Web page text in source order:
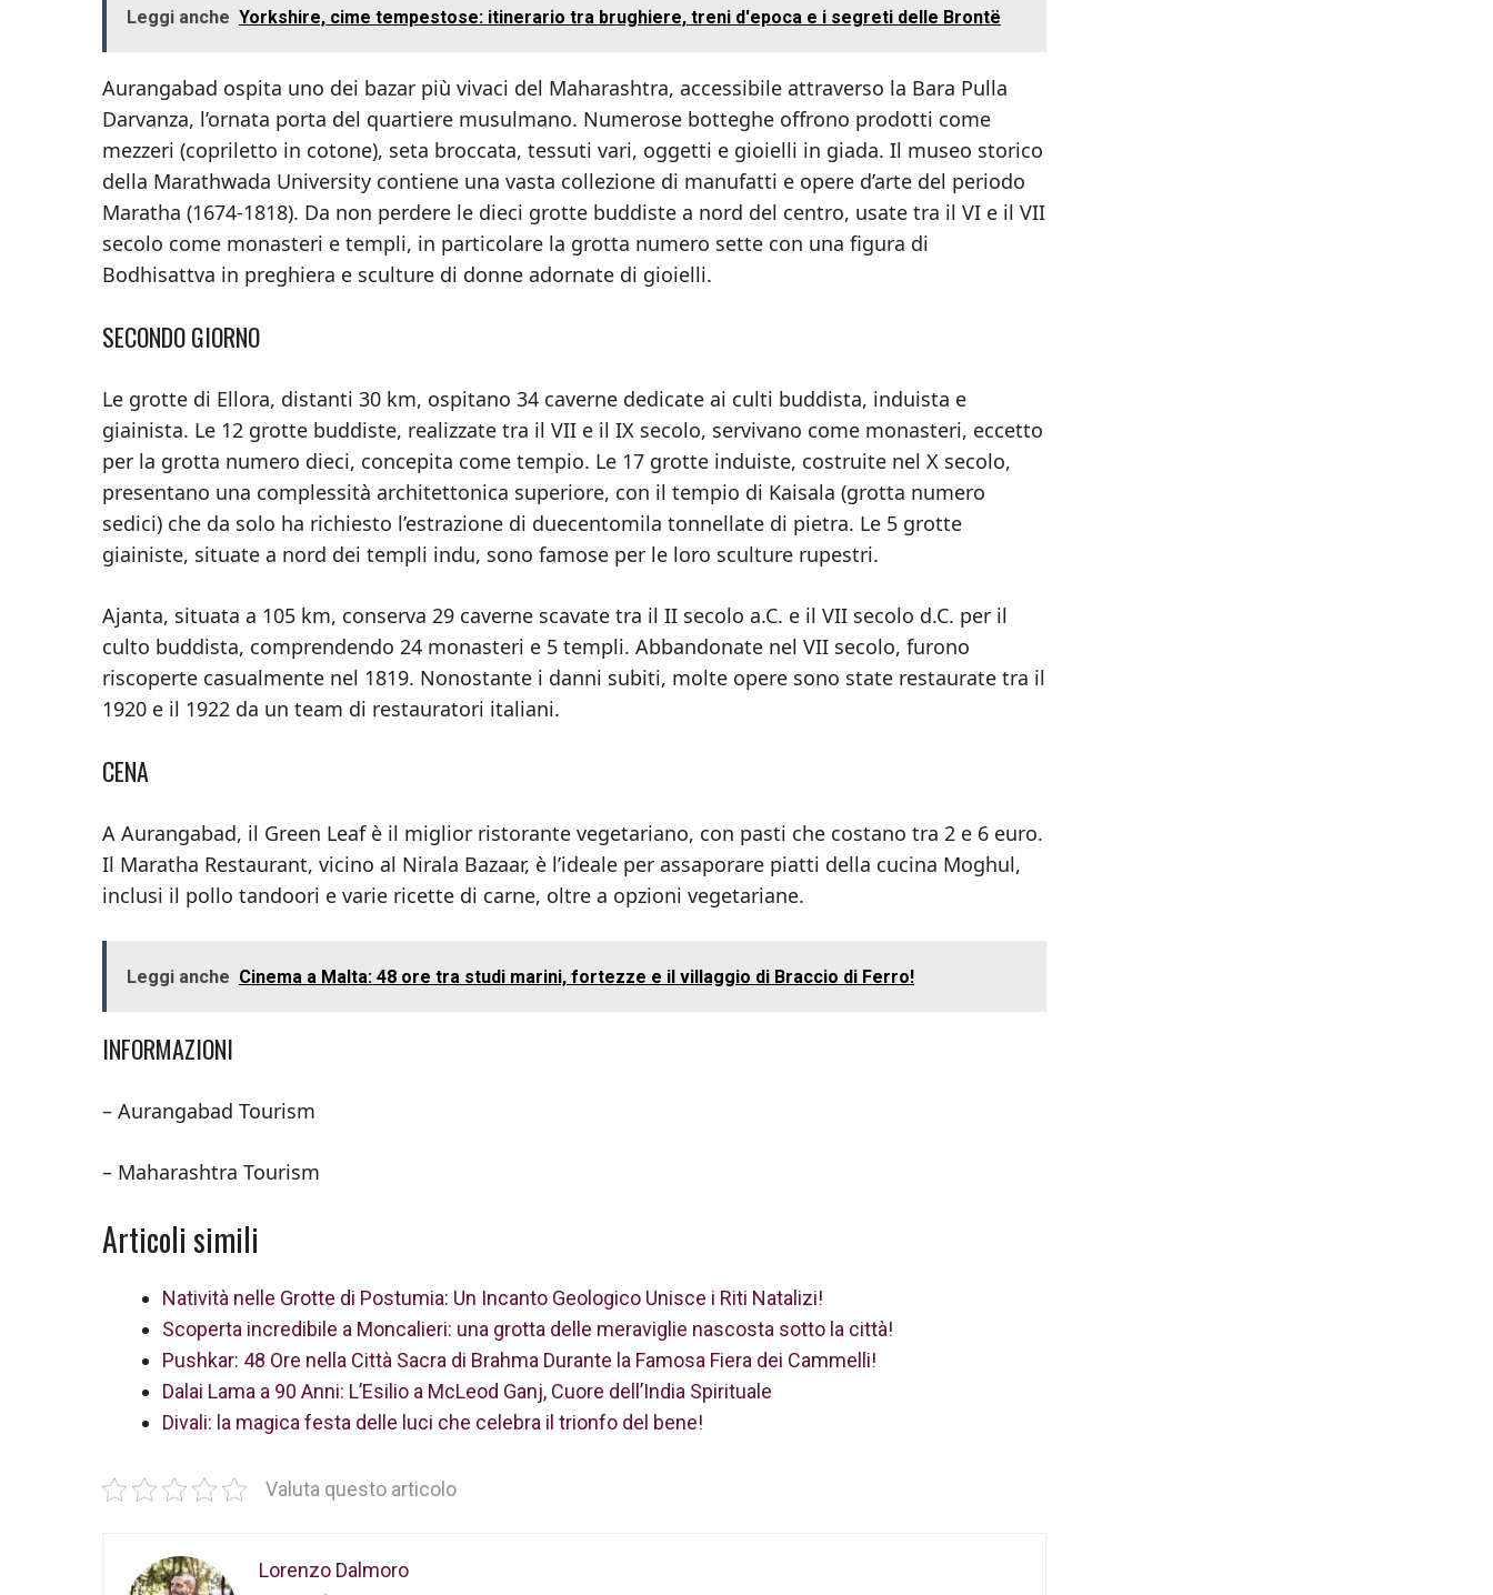
Leggi anche Yorkshire, cime tempestose: itinerario tra brughiere, treni d'epoca e i segreti delle Brontë
Aurangabad ospita uno dei bazar più vivaci del Maharashtra, accessibile attraverso la Bara Pulla
Darvanza, l’ornata porta del quartiere musulmano. Numerose botteghe offrono prodotti come
mezzeri (copriletto in cotone), seta broccata, tessuti vari, oggetti e gioielli in giada. Il museo storico
della Marathwada University contiene una vasta collezione di manufatti e opere d’arte del periodo
Maratha (1674-1818). Da non perdere le dieci grotte buddiste a nord del centro, usate tra il VI e il VII
secolo come monasteri e templi, in particolare la grotta numero sette con una figura di
Bodhisattva in preghiera e sculture di donne adornate di gioielli.
SECONDO GIORNO
Le grotte di Ellora, distanti 30 km, ospitano 34 caverne dedicate ai culti buddista, induista e
giainista. Le 12 grotte buddiste, realizzate tra il VII e il IX secolo, servivano come monasteri, eccetto
per la grotta numero dieci, concepita come tempio. Le 17 grotte induiste, costruite nel X secolo,
presentano una complessità architettonica superiore, con il tempio di Kaisala (grotta numero
sedici) che da solo ha richiesto l’estrazione di duecentomila tonnellate di pietra. Le 5 grotte
giainiste, situate a nord dei templi indu, sono famose per le loro sculture rupestri.
Ajanta, situata a 105 km, conserva 29 caverne scavate tra il II secolo a.C. e il VII secolo d.C. per il
culto buddista, comprendendo 24 monasteri e 5 templi. Abbandonate nel VII secolo, furono
riscoperte casualmente nel 1819. Nonostante i danni subiti, molte opere sono state restaurate tra il
1920 e il 1922 da un team di restauratori italiani.
CENA
A Aurangabad, il Green Leaf è il miglior ristorante vegetariano, con pasti che costano tra 2 e 6 euro.
Il Maratha Restaurant, vicino al Nirala Bazaar, è l’ideale per assaporare piatti della cucina Moghul,
inclusi il pollo tandoori e varie ricette di carne, oltre a opzioni vegetariane.
Leggi anche Cinema a Malta: 48 ore tra studi marini, fortezze e il villaggio di Braccio di Ferro!
INFORMAZIONI
– Aurangabad Tourism
– Maharashtra Tourism
Articoli simili
Natività nelle Grotte di Postumia: Un Incanto Geologico Unisce i Riti Natalizi!
Scoperta incredibile a Moncalieri: una grotta delle meraviglie nascosta sotto la città!
Pushkar: 48 Ore nella Città Sacra di Brahma Durante la Famosa Fiera dei Cammelli!
Dalai Lama a 90 Anni: L’Esilio a McLeod Ganj, Cuore dell’India Spirituale
Divali: la magica festa delle luci che celebra il trionfo del bene!
Valuta questo articolo
Lorenzo Dalmoro